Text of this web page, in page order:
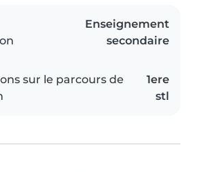
Enseignement
secondaire
sur le parcours de
1ere
stl